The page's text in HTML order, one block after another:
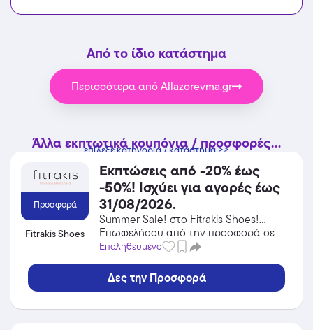
Από το ίδιο κατάστημα
Περισσότερα από Allazorevma.gr
Άλλα εκπτωτικά κουπόνια / προσφορές...
επίλεξε κατηγορία / κατάστημα >>
Προσφορά
Fitrakis Shoes
Εκπτώσεις από -20% έως
-50%! Ισχύει για αγορές έως
31/08/2026.
Summer Sale! στο Fitrakis Shoes!
Επωφελήσου από την προσφορά σε
Παπούτσια του Fitrakis Shoes και
Επαληθευμένο
Δες την Προσφορά